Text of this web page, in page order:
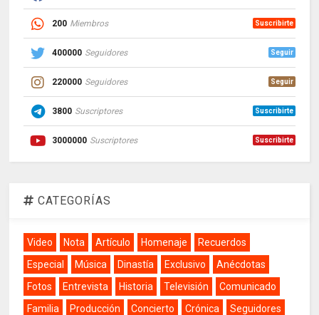
200 Miembros Suscribirte
400000 Seguidores Seguir
220000 Seguidores Seguir
3800 Suscriptores Suscribirte
3000000 Suscriptores Suscribirte
CATEGORÍAS
Video Nota Artículo Homenaje
Recuerdos
Especial
Música Dinastía Exclusivo
Anécdotas
Fotos
Entrevista Historia Televisión
Comunicado
Familia
Producción Concierto Crónica
Seguidores